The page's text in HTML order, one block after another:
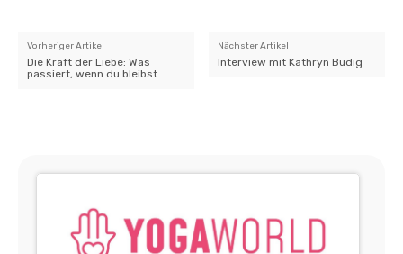
Vorheriger Artikel
Die Kraft der Liebe: Was
passiert, wenn du bleibst
Nächster Artikel
Interview mit Kathryn Budig